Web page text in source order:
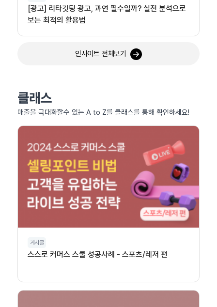
[광고] 리타깃팅 광고, 과연 필수일까? 실전 분석으로
보는 최적의 활용법
인사이트 전체보기
클래스
매출을 극대화할수 있는 A to Z를 클래스를 통해 확인하세요!
게시글
스스로 커머스 스쿨 성공사례 - 스포츠/레저 편